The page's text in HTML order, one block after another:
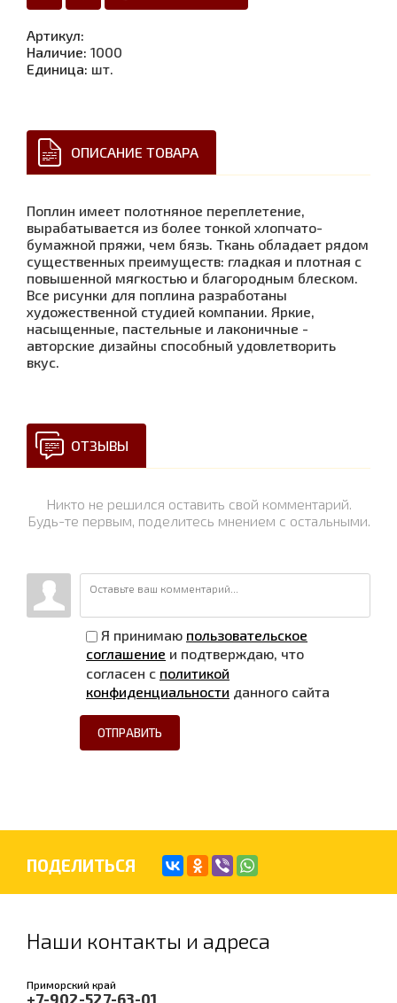
Артикул:
Наличие: 1000
Единица: шт.
ОПИСАНИЕ ТОВАРА
Поплин имеет полотняное переплетение,
вырабатывается из более тонкой хлопчато-
бумажной пряжи, чем бязь. Ткань обладает рядом
существенных преимуществ: гладкая и плотная с
повышенной мягкостью и благородным блеском.
Все рисунки для поплина разработаны
художественной студией компании. Яркие,
насыщенные, пастельные и лаконичные -
авторские дизайны способный удовлетворить
вкус.
ОТЗЫВЫ
Никто не решился оставить свой комментарий.
Будь-те первым, поделитесь мнением с остальными.
Я принимаю пользовательское
соглашение и подтверждаю, что
согласен с политикой
конфиденциальности данного сайта
ОТПРАВИТЬ
ПОДЕЛИТЬСЯ
Наши контакты и адреса
Приморский край
+7-902-527-63-01